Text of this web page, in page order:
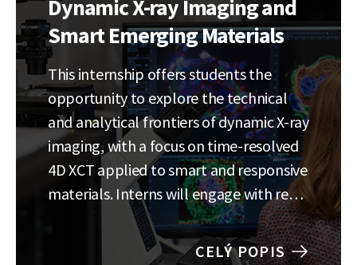
Dynamic X-ray Imaging and
Smart Emerging Materials
This internship offers students the
opportunity to explore the technical
and analytical frontiers of dynamic X-ray
imaging, with a focus on time-resolved
4D XCT applied to smart and responsive
materials. Interns will engage with real
experimental data and contribute to
the development of data-driven
CELÝ POPIS